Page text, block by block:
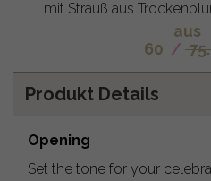
mit Strauß aus
aus
60 /
Produkt Details
Opening
Set the tone for your